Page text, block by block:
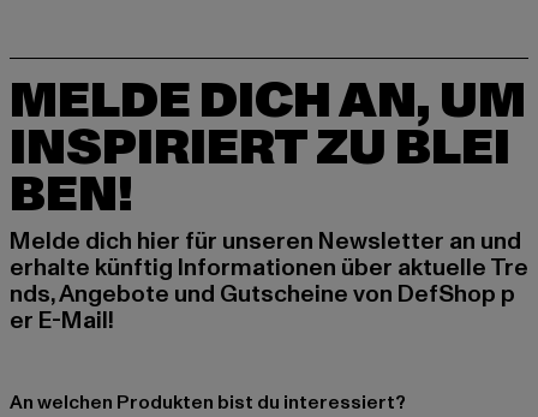
MELDE DICH AN, UM
INSPIRIERT ZU BLEI
BEN!
Melde dich hier für unseren Newsletter an und
erhalte künftig Informationen über aktuelle Tre
nds, Angebote und Gutscheine von DefShop p
er E-Mail!
An welchen Produkten bist du interessiert?